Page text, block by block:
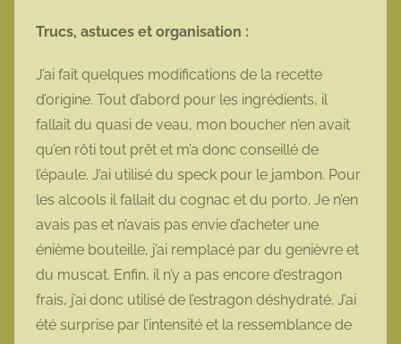
Trucs, astuces et organisation :
J’ai fait quelques modifications de la recette
d’origine. Tout d’abord pour les ingrédients, il
fallait du quasi de veau, mon boucher n’en avait
qu’en rôti tout prêt et m’a donc conseillé de
l’épaule. J’ai utilisé du speck pour le jambon. Pour
les alcools il fallait du cognac et du porto. Je n’en
avais pas et n’avais pas envie d’acheter une
énième bouteille, j’ai remplacé par du genièvre et
du muscat. Enfin, il n’y a pas encore d’estragon
frais, j’ai donc utilisé de l’estragon déshydraté. J’ai
été surprise par l’intensité et la ressemblance de